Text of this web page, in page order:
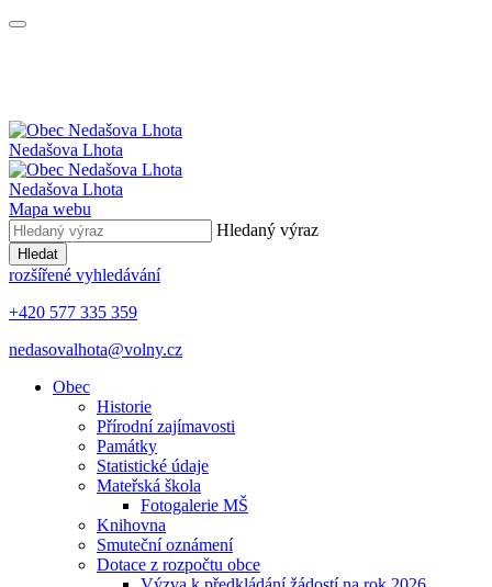
Nedašova Lhota
Nedašova Lhota
Mapa webu
Hledaný výraz
Hledat
rozšířené vyhledávání
+420 577 335 359
nedasovalhota@volny.cz
Obec
Historie
Přírodní zajímavosti
Památky
Statistické údaje
Mateřská škola
Fotogalerie MŠ
Knihovna
Smuteční oznámení
Dotace z rozpočtu obce